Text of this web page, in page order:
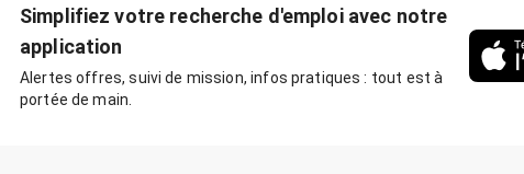
Simplifiez votre recherche d'emploi avec notre
application
Alertes offres, suivi de mission, infos pratiques : tout est à
portée de main.